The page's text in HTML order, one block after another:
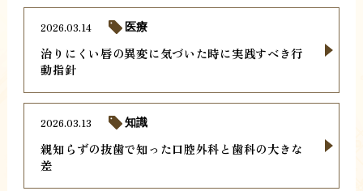
治りにくい唇の異変に気づいた時に実践すべき行
動指針
2026.03.14 医療
親知らずの抜歯で知った口腔外科と歯科の大きな
差
2026.03.13 知識